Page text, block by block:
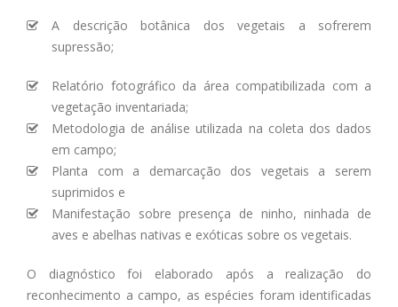
A descrição botânica dos vegetais a sofrerem
supressão;
Relatório fotográfico da área compatibilizada com a
vegetação inventariada;
Metodologia de análise utilizada na coleta dos dados
em campo;
Planta com a demarcação dos vegetais a serem
suprimidos e
Manifestação sobre presença de ninho, ninhada de
aves e abelhas nativas e exóticas sobre os vegetais.
O diagnóstico foi elaborado após a realização do
reconhecimento a campo, as espécies foram identificadas